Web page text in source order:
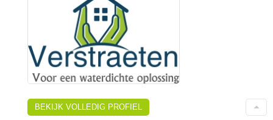
BEKIJK VOLLEDIG PROFIEL